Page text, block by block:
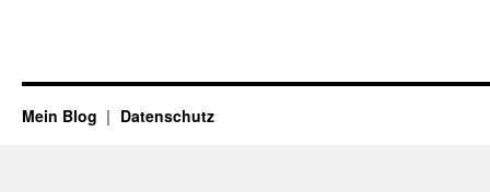
Mein Blog Datenschutz